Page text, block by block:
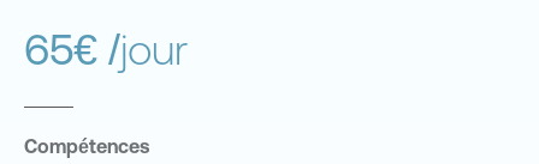
65€ /jour
Compétences